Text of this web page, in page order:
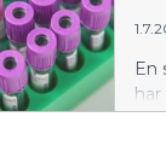
En